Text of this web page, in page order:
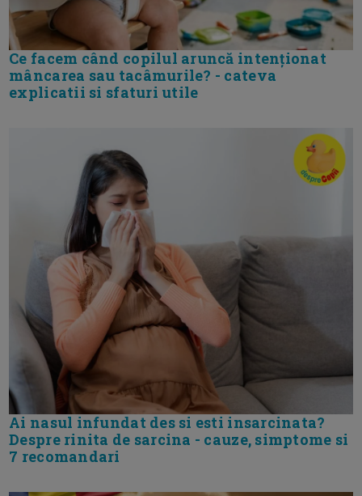
Ce facem când copilul aruncă intenționat
mâncarea sau tacâmurile? - cateva
explicatii si sfaturi utile
Ai nasul infundat des si esti insarcinata?
Despre rinita de sarcina - cauze, simptome si
7 recomandari